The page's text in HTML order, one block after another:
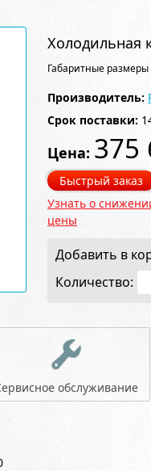
Холодильная
Габаритные
Производитель:
Срок поставки:
Цена: 375
Быстрый заказ
Узнать о
цены
Добавить в
Количество:
обслуживание